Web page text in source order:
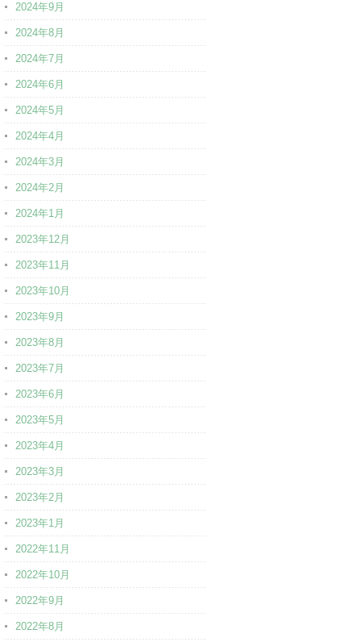
2024年9月
2024年8月
2024年7月
2024年6月
2024年5月
2024年4月
2024年3月
2024年2月
2024年1月
2023年12月
2023年11月
2023年10月
2023年9月
2023年8月
2023年7月
2023年6月
2023年5月
2023年4月
2023年3月
2023年2月
2023年1月
2022年11月
2022年10月
2022年9月
2022年8月